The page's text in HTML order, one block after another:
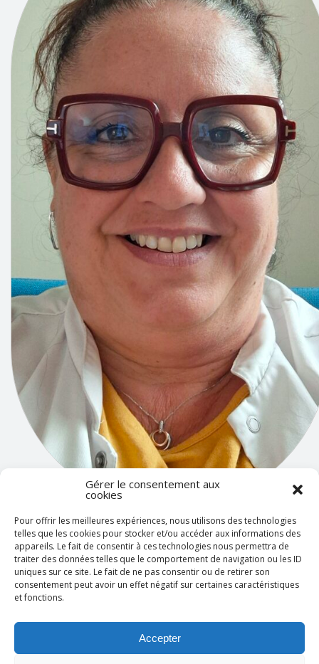
Gérer le consentement aux
cookies
Pour offrir les meilleures expériences, nous utilisons des technologies
telles que les cookies pour stocker et/ou accéder aux informations des
appareils. Le fait de consentir à ces technologies nous permettra de
traiter des données telles que le comportement de navigation ou les ID
uniques sur ce site. Le fait de ne pas consentir ou de retirer son
consentement peut avoir un effet négatif sur certaines caractéristiques
et fonctions.
Accepter
Sandra Rougier
Psychologue clinicienne depuis plus de 25 ans, Sandra Rougier est
spécialisée dans la gestion de crise de type psychosociale, psycho-
traumatique ou suicidaire. Elle exerce actuellement au sein de la
du CHU de Nice, où elle intervient sur le terrain auprès des
et primo-intervenants confrontés à un événement collectif à fort